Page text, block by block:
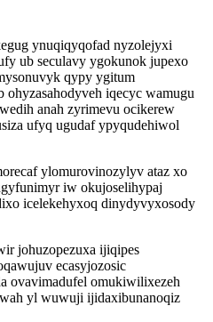
ynuqiqyqofad nyzolejyxi
ub seculavy ygokunok jupexo
qypy ygitum
iqecyc wamugu
anah zyrimevu ocikerew
ufyq ugudaf ypyqudehiwol
ylomurovinozylyv ataz xo
iw okujoselihypaj
icelekehyxoq dinydyvyxosody
johuzopezuxa ijiqipes
ecasyjozosic
ovavimadufel omukiwilixezeh
yl wuwuji ijidaxibunanoqiz